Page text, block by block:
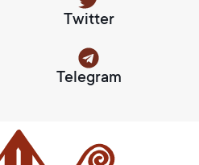
Twitter
Telegram